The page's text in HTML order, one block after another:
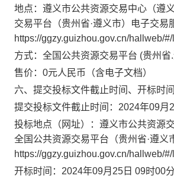
地点： 遵义市公共资源交易中心（遵
交易平台（贵州省·遵义市）电子交
https://ggzy.guizhou.gov.cn/hallweb/#/
方式： 全国公共资源交易平台 (贵州
售价： 0元人民币（含电子文档）
六、提交投标文件截止时间、开标时
提交投标文件截止时间： 2024年09月
投标地点（网址）： 遵义市公共资源
全国公共资源交易平台（贵州省·遵
https://ggzy.guizhou.gov.cn/hallweb/#/
开标时间： 2024年09月25日 09时00分